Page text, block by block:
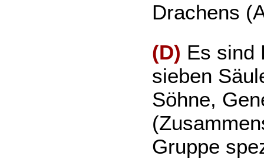
Drachens
(D) Es sind
sieben
Söhne,
Gruppe